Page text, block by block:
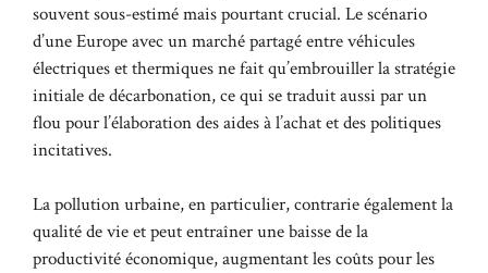
souvent sous-estimé mais pourtant crucial. Le scénario
d’une Europe avec un marché partagé entre véhicules
électriques et thermiques ne fait qu’embrouiller la stratégie
initiale de décarbonation, ce qui se traduit aussi par un
flou pour l’élaboration des aides à l’achat et des politiques
incitatives.
La pollution urbaine, en particulier, contrarie également la
qualité de vie et peut entraîner une baisse de la
productivité économique, augmentant les coûts pour les